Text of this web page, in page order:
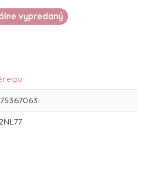
vypredaný